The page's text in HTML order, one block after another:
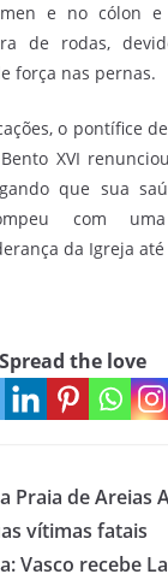
e no cólon
de rodas,
força nas pernas.
o pontífice
XVI
que sua
com
da Igreja
Spread the love
Praia de Areias
vítimas fatais
Vasco recebe